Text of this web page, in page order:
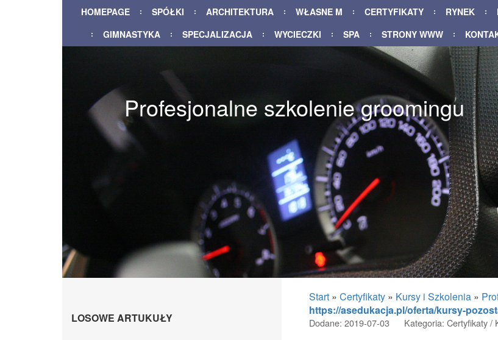
HOMEPAGE SPÓŁKI ARCHITEKTURA WŁASNE M CERTYFIKATY RYNEK
GIMNASTYKA
SPECJALIZACJA WYCIECZKI SPA STRONY WWW
Profesjonalne szkolenie groomingu
Start » Certyfikaty » Kursy i Szkolenia »
https://asedukacja.pl/oferta/kursy-
Dodane: 2019-07-03 Kategoria: Certyfikaty /
LOSOWE ARTUKUŁY